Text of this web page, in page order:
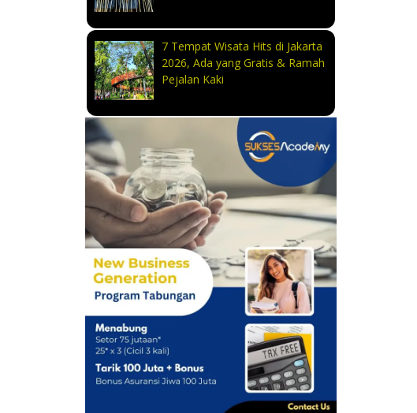
7 Tempat Wisata Hits di Jakarta
2026, Ada yang Gratis & Ramah
Pejalan Kaki